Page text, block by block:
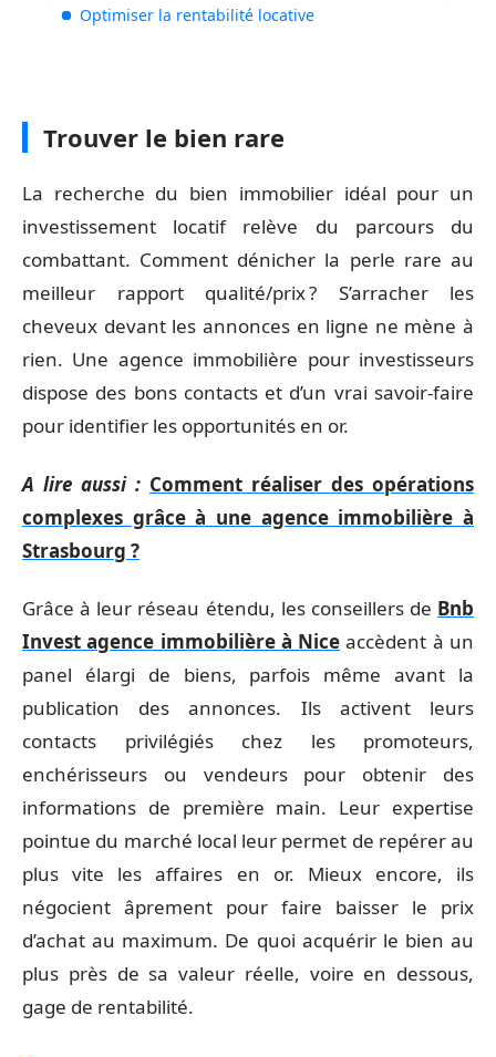
Optimiser la rentabilité locative
Trouver le bien rare
La recherche du bien immobilier idéal pour un
investissement locatif relève du parcours du
combattant. Comment dénicher la perle rare au
meilleur rapport qualité/prix ? S’arracher les
cheveux devant les annonces en ligne ne mène à
rien. Une agence immobilière pour investisseurs
dispose des bons contacts et d’un vrai savoir-faire
pour identifier les opportunités en or.
A lire aussi : Comment réaliser des opérations
complexes grâce à une agence immobilière à
Strasbourg ?
Grâce à leur réseau étendu, les conseillers de Bnb
Invest agence immobilière à Nice accèdent à un
panel élargi de biens, parfois même avant la
publication des annonces. Ils activent leurs
contacts privilégiés chez les promoteurs,
enchérisseurs ou vendeurs pour obtenir des
informations de première main. Leur expertise
pointue du marché local leur permet de repérer au
plus vite les affaires en or. Mieux encore, ils
négocient âprement pour faire baisser le prix
d’achat au maximum. De quoi acquérir le bien au
plus près de sa valeur réelle, voire en dessous,
gage de rentabilité.